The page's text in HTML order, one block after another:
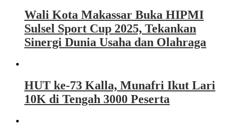
Wali Kota Makassar Buka HIPMI
Sulsel Sport Cup 2025, Tekankan
Sinergi Dunia Usaha dan Olahraga
HUT ke-73 Kalla, Munafri Ikut Lari
10K di Tengah 3000 Peserta